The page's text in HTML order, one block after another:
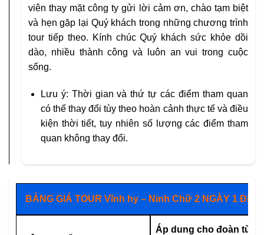
viên thay mặt công ty gửi lời cảm ơn, chào tạm biệt
và hẹn gặp lại Quý khách trong những chương trình
tour tiếp theo. Kính chúc Quý khách sức khỏe dồi
dào, nhiều thành công và luôn an vui trong cuộc
sống.
Lưu ý: Thời gian và thứ tự các điểm tham quan
có thể thay đổi tùy theo hoàn cảnh thực tế và điều
kiện thời tiết, tuy nhiên số lượng các điểm tham
quan không thay đổi.
BẢNG GIÁ TOUR Vĩnh hy – Ninh Chữ 2 NGÀY 1 ĐÊM
Áp dung cho đoàn từ